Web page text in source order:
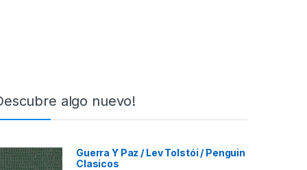
algo nuevo!
Guerra Y Paz / Lev Tolstói / Penguin
Clasicos